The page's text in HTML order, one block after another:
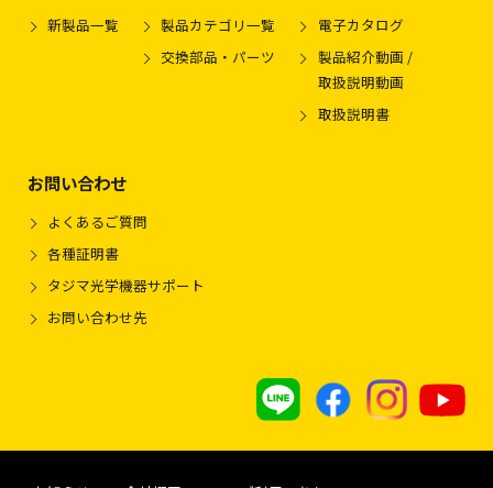
新製品一覧
製品カテゴリ一覧
交換部品・パーツ
電子カタログ
製品紹介動画 /
取扱説明動画
取扱説明書
お問い合わせ
よくあるご質問
各種証明書
タジマ光学機器サポート
お問い合わせ先